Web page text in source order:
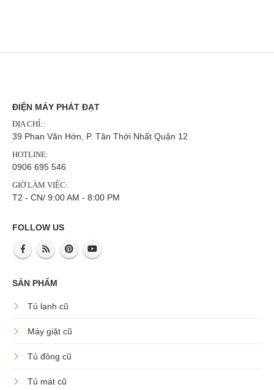
ĐIỆN MÁY PHÁT ĐẠT
ĐỊA CHỈ::
39 Phan Văn Hớn, P. Tân Thới Nhất Quận 12
HOTLINE:
0906 695 546
GIỜ LÀM VIỆC:
T2 - CN/ 9:00 AM - 8:00 PM
FOLLOW US
SẢN PHẨM
Tủ lạnh cũ
Máy giặt cũ
Tủ đông cũ
Tủ mát cũ